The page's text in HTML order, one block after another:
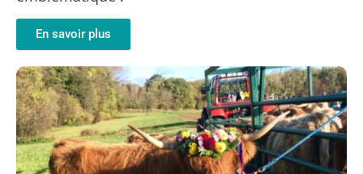
En savoir plus